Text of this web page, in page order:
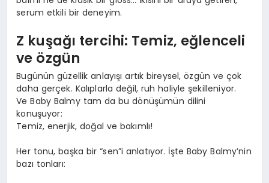
serum etkili bir deneyim.
Z kuşağı tercihi: Temiz, eğlenceli
ve özgün
Bugünün güzellik anlayışı artık bireysel, özgün ve çok
daha gerçek. Kalıplarla değil, ruh haliyle şekilleniyor.
Ve Baby Balmy tam da bu dönüşümün dilini
konuşuyor:
Temiz, enerjik, doğal ve bakımlı!
Her tonu, başka bir “sen”i anlatıyor. İşte Baby Balmy’nin
bazı tonları: